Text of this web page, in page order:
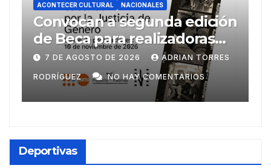
ACONTECER CULTURAL NACIONALES
Llegaran títulos rusos para
FILH2026
6 DE AGOSTO DE 2026 ADRIAN TORRES
RODRÍGUEZ NO HAY COMENTARIOS
Deportivas